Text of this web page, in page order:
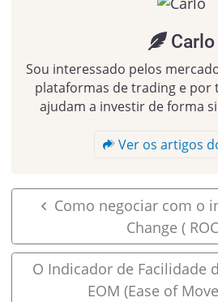
Carlo
Sou interessado pelos
plataformas de trading e por
ajudam a investir de forma
Ver os artigos
Como negociar com o
Change (
O Indicador de Facilidade
EOM (Ease of